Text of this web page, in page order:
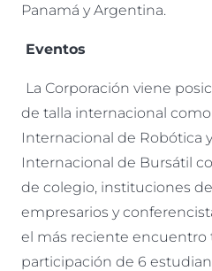
Panamá y Argentina.
Eventos
La Corporación viene
de talla internacional
Internacional de Robótica
Internacional de Bursátil
de colegio, instituciones
empresarios y
el más reciente encuentro
participación de 6